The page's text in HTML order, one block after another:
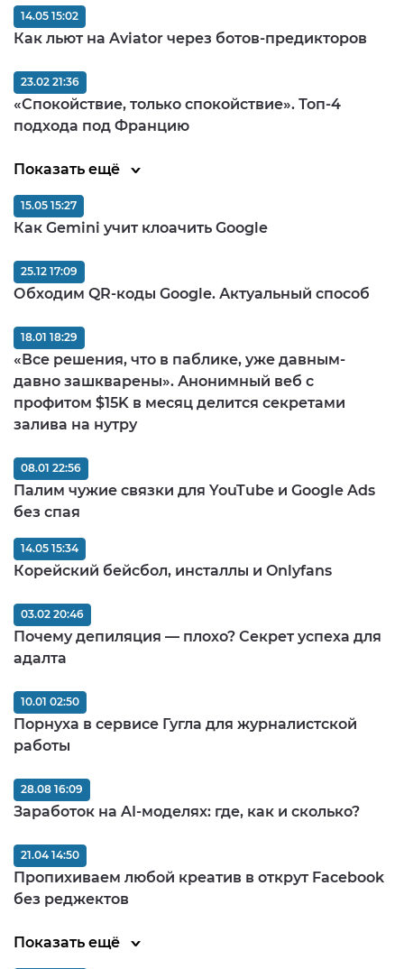
Как льют на Aviator через ботов-предикторов
14.05 15:02
«Спокойствие, только спокойствие». Топ-4
подхода под Францию
23.02 21:36
Показать ещё
Как Gemini учит клоачить Google
15.05 15:27
Обходим QR-коды Google. Актуальный способ
25.12 17:09
«Все решения, что в паблике, уже давным-
давно зашкварены». Анонимный веб с
профитом $15K в месяц делится секретами
залива на нутру
18.01 18:29
Палим чужие связки для YouTube и Google Ads
без спая
08.01 22:56
Корейский бейсбол, инсталлы и Onlyfans
14.05 15:34
Почему депиляция — плохо? Секрет успеха для
адалта
03.02 20:46
Порнуха в сервисе Гугла для журналистской
работы
10.01 02:50
Заработок на AI-моделях: где, как и сколько?
28.08 16:09
Пропихиваем любой креатив в открут Facebook
без реджектов
21.04 14:50
Показать ещё